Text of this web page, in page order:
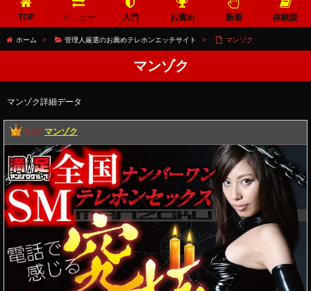
TOP メニュー 入門 お薦め 新着 体験談
ホーム > 管理人厳選のお薦めテレホンエッチサイト > マンゾク
マンゾク
マンゾク詳細データ
No.2 マンゾク